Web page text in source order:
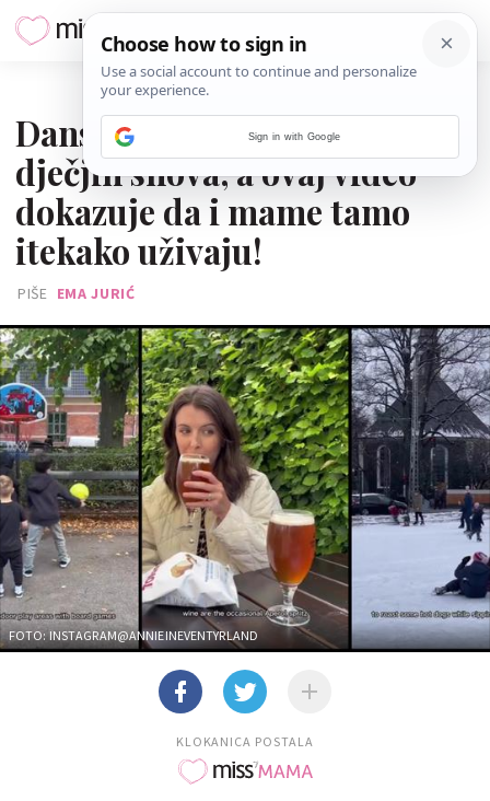
Danski parkovi kao da su iz
dječjih snova, a ovaj video
dokazuje da i mame tamo
itekako uživaju!
PIŠE EMA JURIĆ
FOTO: INSTAGRAM@ANNIEINEVENTYRLAND
KLOKANICA POSTALA
Sign in with Google